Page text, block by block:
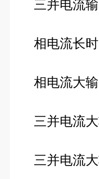
三并电流输
相电流长时
相电流大输
三并电流大
三并电流大